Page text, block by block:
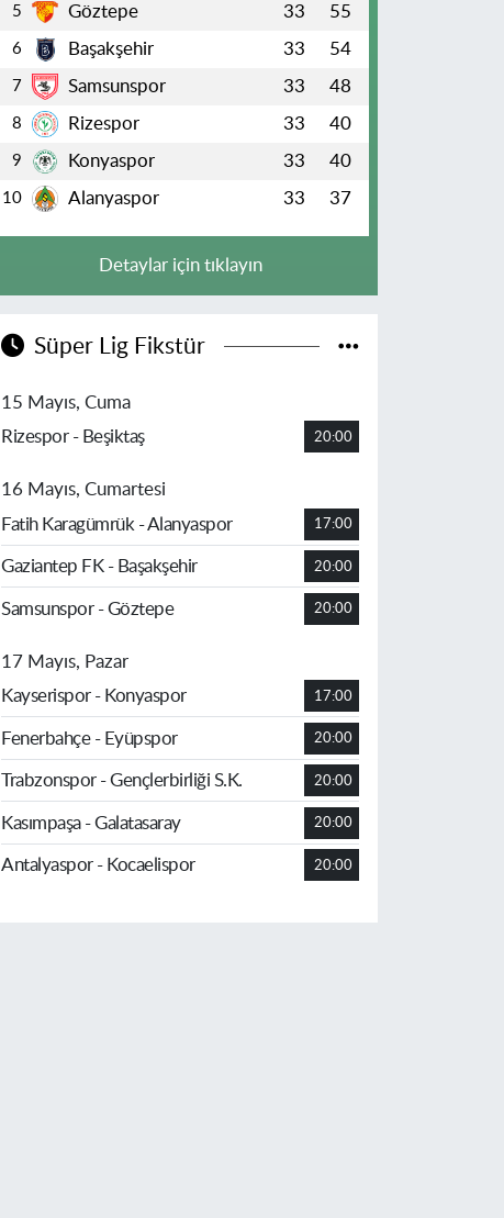
5 Göztepe 33 55
6 Başakşehir 33 54
7 Samsunspor 33 48
8 Rizespor 33 40
9 Konyaspor 33 40
10 Alanyaspor 33 37
Detaylar için tıklayın
Süper Lig Fikstür
15 Mayıs, Cuma
Rizespor - Beşiktaş
20:00
16 Mayıs, Cumartesi
Fatih Karagümrük - Alanyaspor
17:00
Gaziantep FK - Başakşehir 20:00
Samsunspor - Göztepe 20:00
17 Mayıs, Pazar
Kayserispor - Konyaspor
17:00
Fenerbahçe - Eyüpspor 20:00
Trabzonspor - Gençlerbirliği S.K. 20:00
Kasımpaşa - Galatasaray 20:00
Antalyaspor - Kocaelispor 20:00